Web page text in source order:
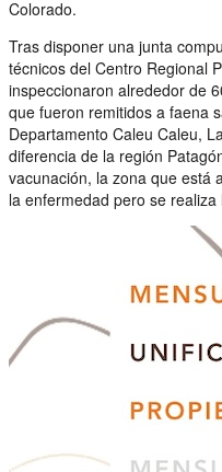
Colorado.
Tras disponer una junta
técnicos del Centro Regional
inspeccionaron alrededor de
que fueron remitidos a faena
Departamento Caleu Caleu,
diferencia de la región
vacunación, la zona que está
la enfermedad pero se